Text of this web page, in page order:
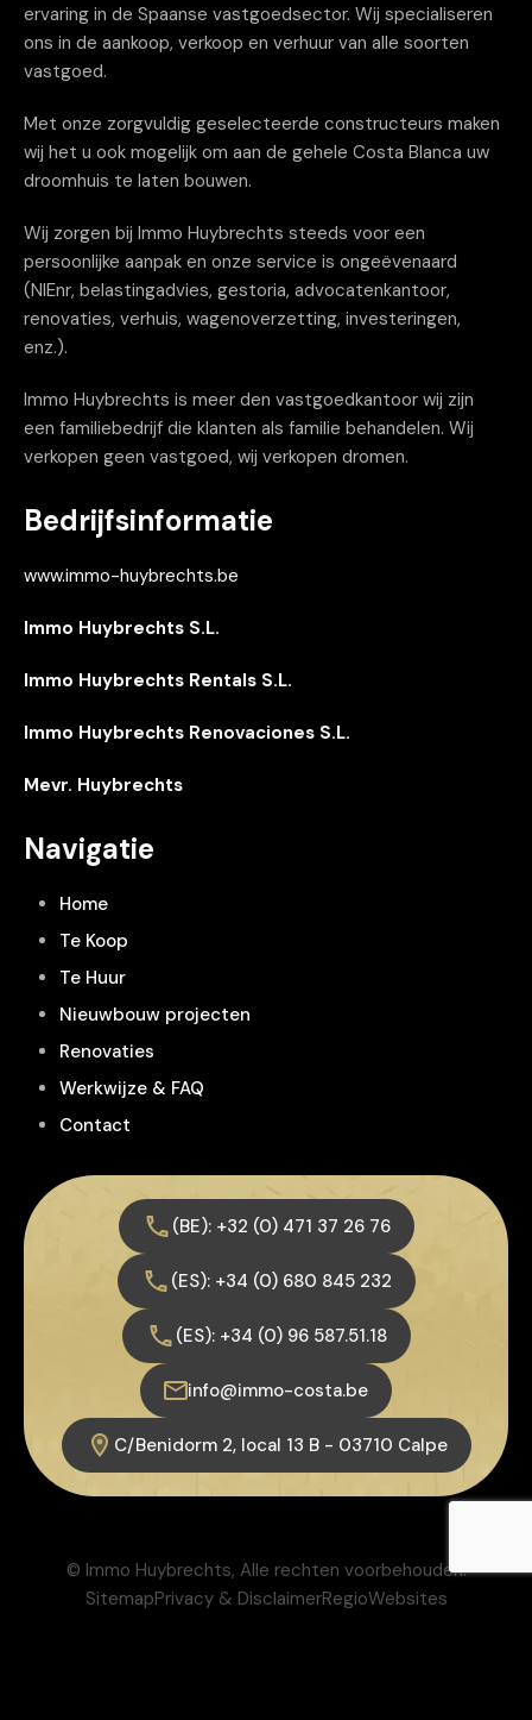
ervaring in de Spaanse vastgoedsector. Wij specialiseren
ons in de aankoop, verkoop en verhuur van alle soorten
vastgoed.
Met onze zorgvuldig geselecteerde constructeurs maken
wij het u ook mogelijk om aan de gehele Costa Blanca uw
droomhuis te laten bouwen.
Wij zorgen bij Immo Huybrechts steeds voor een
persoonlijke aanpak en onze service is ongeëvenaard
(NIEnr, belastingadvies, gestoria, advocatenkantoor,
renovaties, verhuis, wagenoverzetting, investeringen,
enz.).
Immo Huybrechts is meer den vastgoedkantoor wij zijn
een familiebedrijf die klanten als familie behandelen. Wij
verkopen geen vastgoed, wij verkopen dromen.
Bedrijfsinformatie
www.immo-huybrechts.be
Immo Huybrechts S.L.
Immo Huybrechts Rentals S.L.
Immo Huybrechts Renovaciones S.L.
Mevr. Huybrechts
Navigatie
Home
Te Koop
Te Huur
Nieuwbouw projecten
Renovaties
Werkwijze & FAQ
Contact
(BE): +32 (0) 471 37 26 76
(ES): +34 (0) 680 845 232
(ES): +34 (0) 96 587.51.18
info@immo-costa.be
C/Benidorm 2, local 13 B - 03710 Calpe
© Immo Huybrechts, Alle rechten voorbehouden.
SitemapPrivacy & DisclaimerRegioWebsites